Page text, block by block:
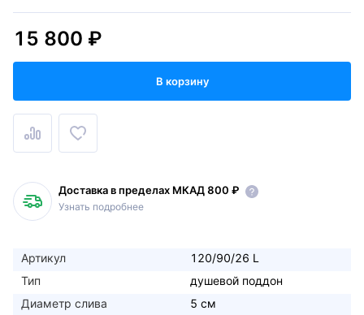
15 800 ₽
В корзину
Доставка в пределах МКАД 800 ₽
Узнать подробнее
Артикул
120/90/26 L
Тип
душевой поддон
Диаметр слива
5 см